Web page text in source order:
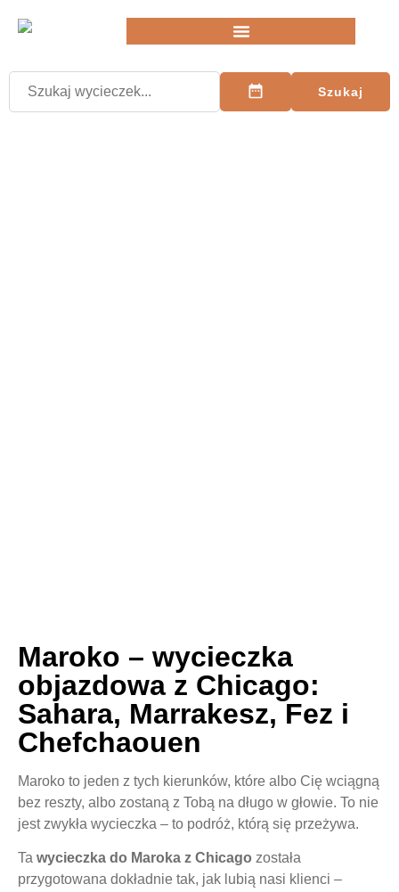
Szukaj
Maroko – wycieczka
objazdowa z Chicago:
Sahara, Marrakesz, Fez i
Chefchaouen
Maroko to jeden z tych kierunków, które albo Cię wciągną
bez reszty, albo zostaną z Tobą na długo w głowie. To nie
jest zwykła wycieczka – to podróż, którą się przeżywa.
Ta wycieczka do Maroka z Chicago została
przygotowana dokładnie tak, jak lubią nasi klienci –